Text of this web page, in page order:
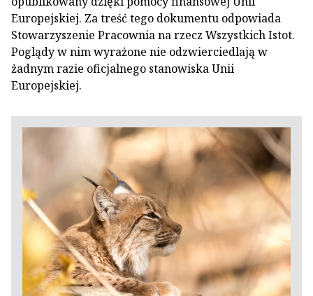
Europejskiej. Za treść tego dokumentu odpowiada
Stowarzyszenie Pracownia na rzecz Wszystkich Istot.
Poglądy w nim wyrażone nie odzwierciedlają w
żadnym razie oficjalnego stanowiska Unii
Europejskiej.